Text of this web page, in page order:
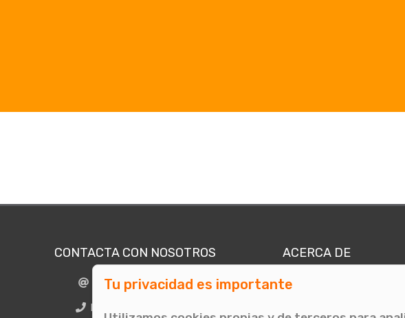
CONTACTA CON NOSOTROS
info@comunicae.com
BCN + 34 931 702 774
ACERCA DE
Quiénes somos
Tu privacidad es importante